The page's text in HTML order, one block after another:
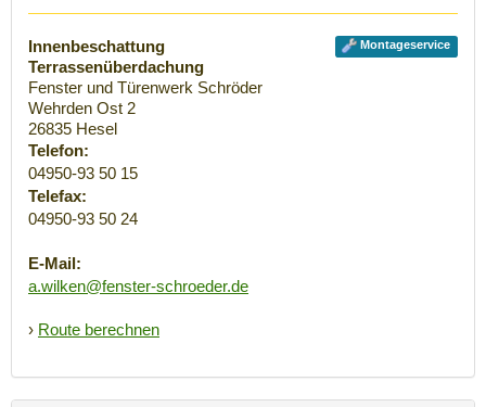
Montageservice
Innenbeschattung
Terrassenüberdachung
Fenster und Türenwerk Schröder
Wehrden Ost 2
26835 Hesel
Telefon:
04950-93 50 15
Telefax:
04950-93 50 24
E-Mail:
a.wilken@fenster-schroeder.de
› Route berechnen